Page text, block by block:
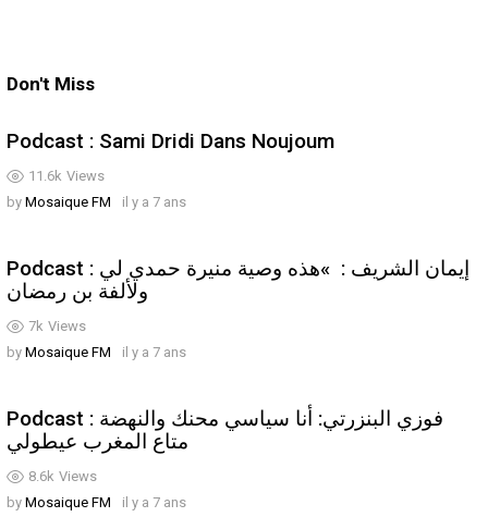
Don't Miss
11.6k Views
Podcast : Sami Dridi Dans Noujoum
by Mosaique FM il y a 7 ans
7k Views
Podcast : إيمان الشريف : »هذه وصية منيرة حمدي لي
ولألفة بن رمضان
by Mosaique FM il y a 7 ans
8.6k Views
Podcast : فوزي البنزرتي: أنا سياسي محنك والنهضة
متاع المغرب عيطولي
by Mosaique FM il y a 7 ans